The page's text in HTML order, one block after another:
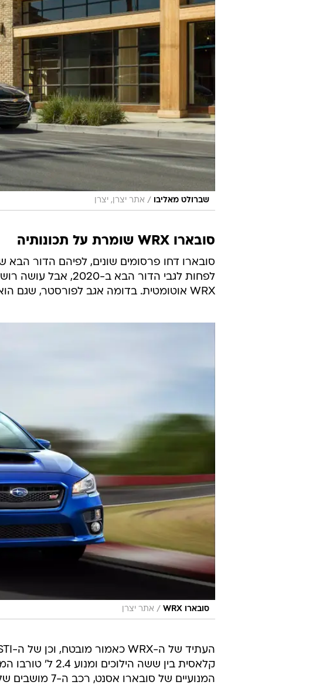
שברולט מאליבו / אתר יצרן, יצרן
סובארו WRX שומרת על תכונותיה
לפחות לגבי הדור
WRX אוטומטית. בדומה אגב לפורסטר, שגם הוא לא מוצע יותר עם תיבה ידנית.
סובארו WRX / אתר יצרן